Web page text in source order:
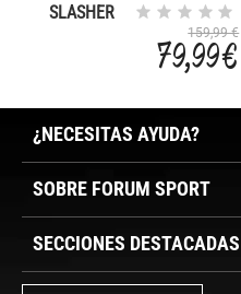
SLASHER
159,99 €
79,99 €
¿NECESITAS AYUDA?
SOBRE FORUM SPORT
SECCIONES DESTACADAS